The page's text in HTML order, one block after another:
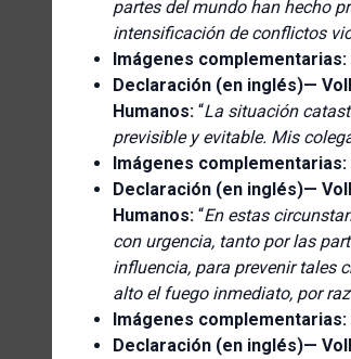
partes del mundo han hecho
intensificación de conflictos
Imágenes complementarias:
Declaración (en inglés)—
Humanos: “La situación
previsible y evitable. Mis
Imágenes complementarias:
Declaración (en inglés)—
Humanos: “En estas
con urgencia, tanto por las
influencia, para prevenir tales
alto el fuego inmediato, por
Imágenes complementarias:
Declaración (en inglés)—